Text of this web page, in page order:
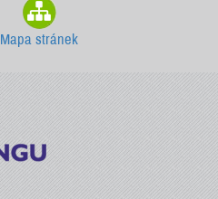
Mapa stránek